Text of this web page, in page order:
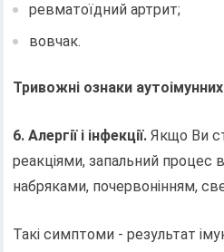
ревматоїдний артрит;
вовчак.
Тривожні ознаки
6. Алергії і інфекції. Якщо Ви
реакціями, запальний процес
набряками, почервонінням,
Такі симптоми - результат